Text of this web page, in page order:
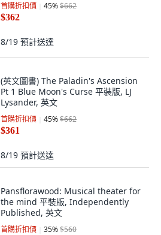
首購折扣價 45%$662
$362
8/19 預計送達
(英文圖書) The Paladin's Ascension
Pt 1 Blue Moon's Curse 平裝版, LJ
Lysander, 英文
首購折扣價 45%$662
$361
8/19 預計送達
Pansflorawood: Musical theater for
the mind 平裝版, Independently
Published, 英文
首購折扣價 35%$560